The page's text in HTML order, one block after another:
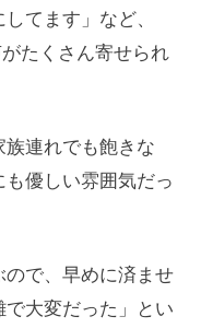
てます」など、
たくさん寄せられ
族連れでも飽きな
優しい雰囲気だっ
で、早めに済ませ
大変だった」とい